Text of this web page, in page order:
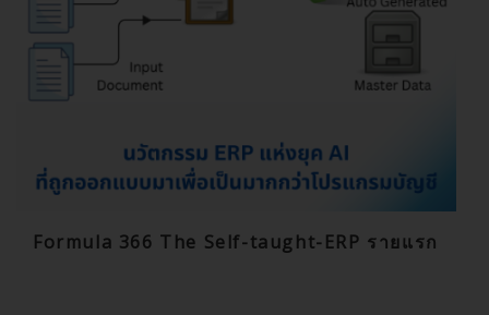
Formula 366 The Self-taught-ERP รายแรก